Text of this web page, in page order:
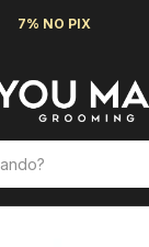
6X SEM JUROS